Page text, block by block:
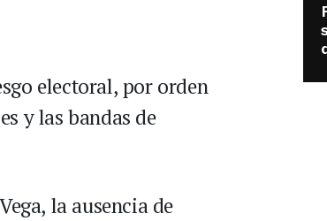
electoral, por orden
y las bandas de
la ausencia de